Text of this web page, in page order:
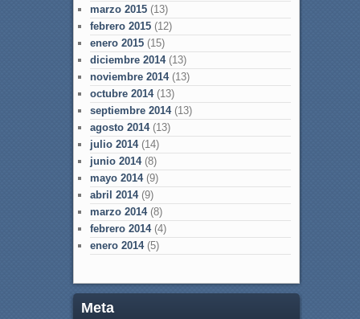
marzo 2015(13)
febrero 2015(12)
enero 2015(15)
diciembre 2014(13)
noviembre 2014(13)
octubre 2014(13)
septiembre 2014(13)
agosto 2014(13)
julio 2014(14)
junio 2014(8)
mayo 2014(9)
abril 2014(9)
marzo 2014(8)
febrero 2014(4)
enero 2014(5)
Meta